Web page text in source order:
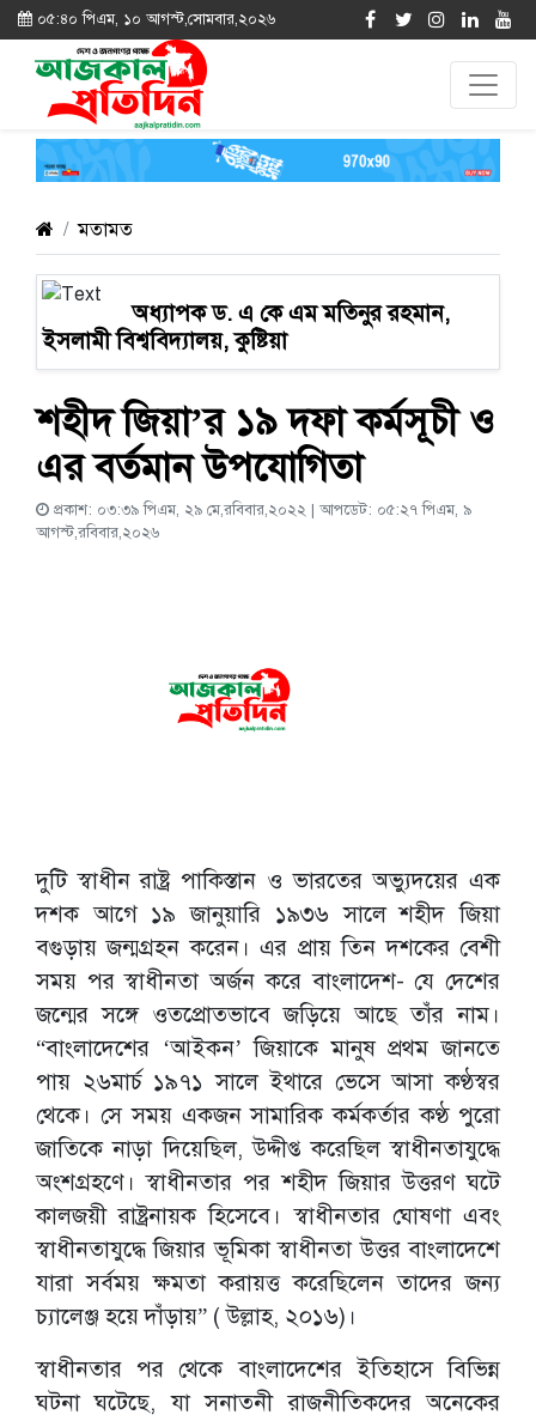
০৫:৪০ পিএম, ১০ আগস্ট,সোমবার,২০২৬
মতামত
অধ্যাপক ড. এ কে এম মতিনুর রহমান,
ইসলামী বিশ্ববিদ্যালয়, কুষ্টিয়া
শহীদ জিয়া’র ১৯ দফা কর্মসূচী ও
এর বর্তমান উপযোগিতা
প্রকাশ: ০৩:৩৯ পিএম, ২৯ মে,রবিবার,২০২২ | আপডেট: ০৫:২৭ পিএম, ৯
আগস্ট,রবিবার,২০২৬
দুটি স্বাধীন রাষ্ট্র পাকিস্তান ও ভারতের অভ্যুদয়ের এক
দশক আগে ১৯ জানুয়ারি ১৯৩৬ সালে শহীদ জিয়া
বগুড়ায় জন্মগ্রহন করেন। এর প্রায় তিন দশকের বেশী
সময় পর স্বাধীনতা অর্জন করে বাংলাদেশ- যে দেশের
জন্মের সঙ্গে ওতপ্রোতভাবে জড়িয়ে আছে তাঁর নাম।
“বাংলাদেশের ‘আইকন’ জিয়াকে মানুষ প্রথম জানতে
পায় ২৬মার্চ ১৯৭১ সালে ইথারে ভেসে আসা কণ্ঠস্বর
থেকে। সে সময় একজন সামারিক কর্মকর্তার কণ্ঠ পুরো
জাতিকে নাড়া দিয়েছিল, উদ্দীপ্ত করেছিল স্বাধীনতাযুদ্ধে
অংশগ্রহণে। স্বাধীনতার পর শহীদ জিয়ার উত্তরণ ঘটে
কালজয়ী রাষ্ট্রনায়ক হিসেবে। স্বাধীনতার ঘোষণা এবং
স্বাধীনতাযুদ্ধে জিয়ার ভূমিকা স্বাধীনতা উত্তর বাংলাদেশে
যারা সর্বময় ক্ষমতা করায়ত্ত করেছিলেন তাদের জন্য
চ্যালেঞ্জ হয়ে দাঁড়ায়” ( উল্লাহ, ২০১৬)।
স্বাধীনতার পর থেকে বাংলাদেশের ইতিহাসে বিভিন্ন
ঘটনা ঘটেছে, যা সনাতনী রাজনীতিকদের অনেকের